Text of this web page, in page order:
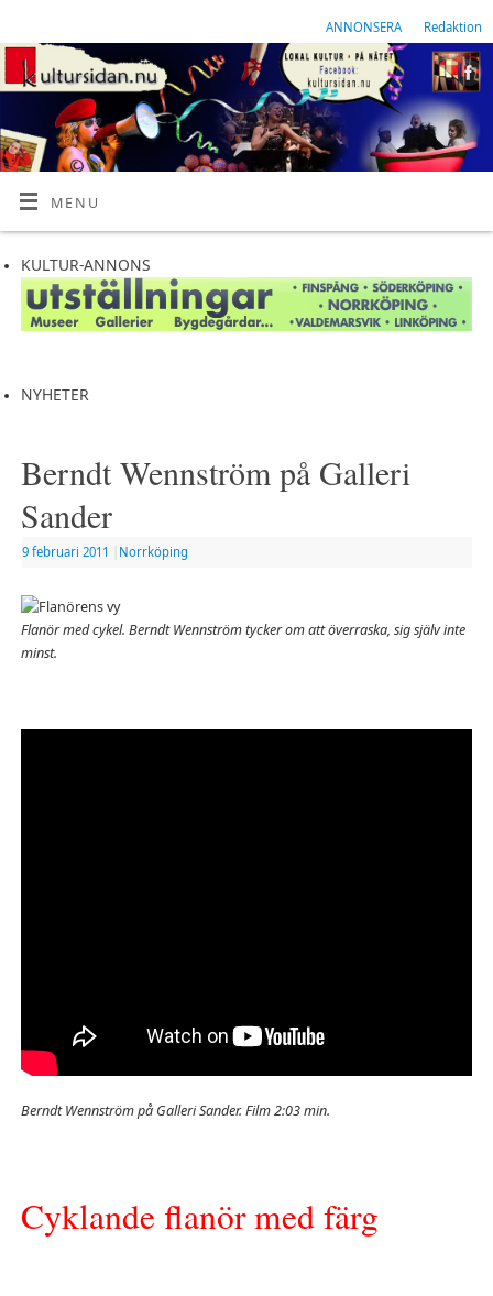
ANNONSERA Redaktion
MENU
KULTUR-ANNONS
NYHETER
Berndt Wennström på Galleri
Sander
9 februari 2011 Norrköping
Flanör med cykel. Berndt Wennström tycker om att överraska, sig själv inte
minst.
Berndt Wennström på Galleri Sander. Film 2:03 min.
Cyklande flanör med färg